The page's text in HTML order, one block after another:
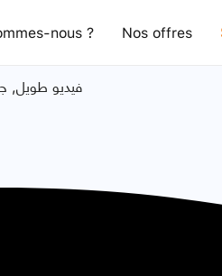
nous ? Nos offres
فيديو طويل,